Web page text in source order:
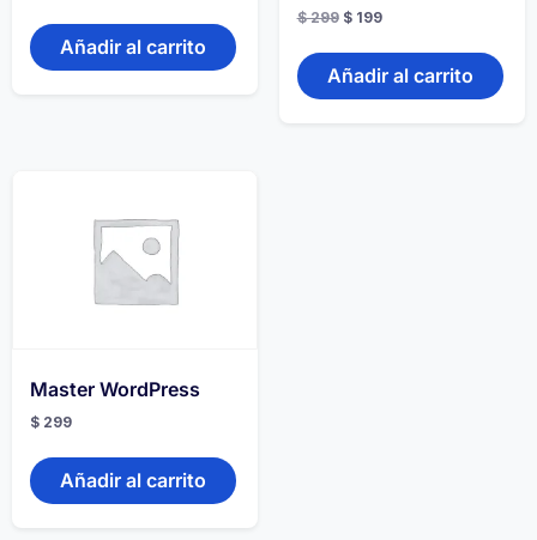
Añadir al carrito
$299 El
original
era:
$ 299.
$199El
actual
es:
$ 199.
Añadir al carrito
Master WordPress
$ 299
Añadir al carrito